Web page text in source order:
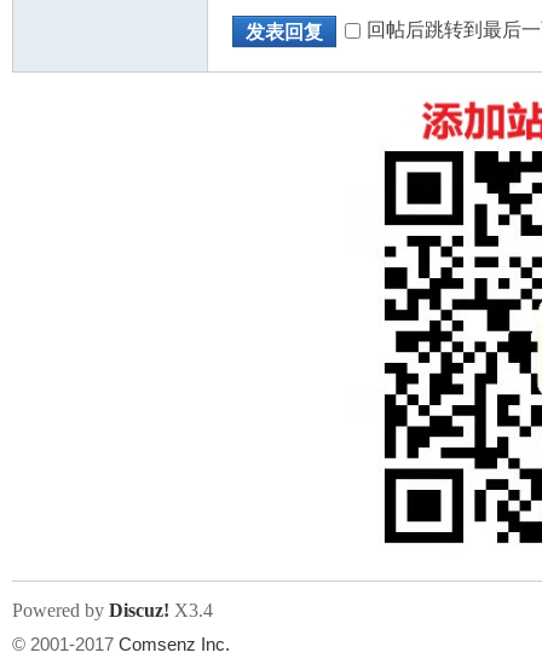
发表回复 回帖后跳转到最后
Powered by Discuz! X3.4
© 2001-2017 Comsenz Inc.